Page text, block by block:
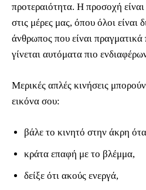
προτεραιότητα. Η προσοχή
στις μέρες μας, όπου όλοι είναι
άνθρωπος που είναι
γίνεται αυτόματα πιο
Μερικές απλές κινήσεις
εικόνα σου:
βάλε το κινητό στην άκρη
κράτα επαφή με το βλέμμα,
δείξε ότι ακούς ενεργά,